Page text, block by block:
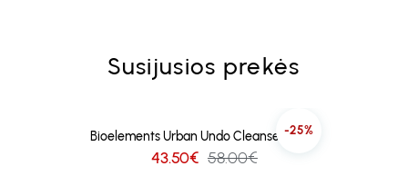
Susijusios prekės
-25%
Bioelements Urban Undo Cleanser 104ml
43.50€ 58.00€